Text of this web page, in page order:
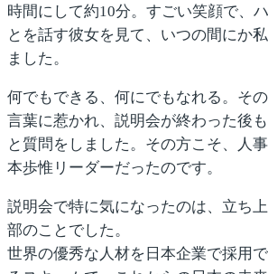
時間にして約10分。すごい笑顔で、
とを話す彼女を見て、いつの間にか
ました。
何でもできる、何にでもなれる。そ
言葉に惹かれ、説明会が終わった後
と質問をしました。その方こそ、人
本歩惟リーダーだったのです。
説明会で特に気になったのは、立ち
部のことでした。
世界の優秀な人材を日本企業で採用